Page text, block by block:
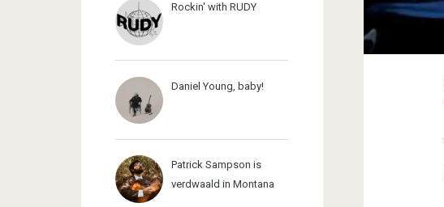
Rockin' with RUDY
Daniel Young, baby!
Patrick Sampson is
verdwaald in Montana